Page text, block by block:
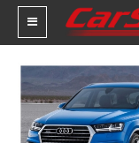
新車價格